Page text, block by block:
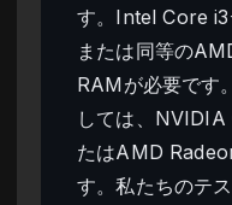
す。Intel Core i3
または同等の
RAMが必要です
しては、
たはAMD
す。私たちのテ